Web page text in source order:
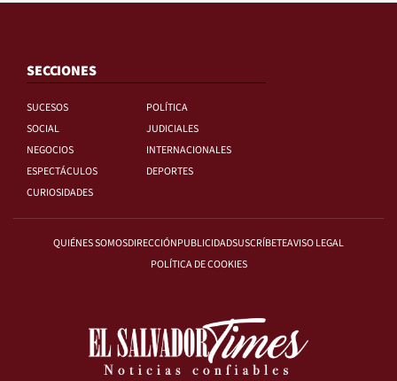
SECCIONES
SUCESOS
POLÍTICA
SOCIAL
JUDICIALES
NEGOCIOS
INTERNACIONALES
ESPECTÁCULOS
DEPORTES
CURIOSIDADES
QUIÉNES SOMOSDIRECCIÓNPUBLICIDADSUSCRÍBETEAVISO LEGAL
POLÍTICA DE COOKIES